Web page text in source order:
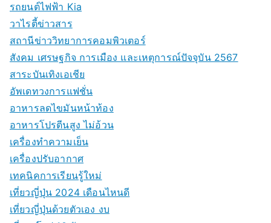
รถยนต์ไฟฟ้า Kia
วาไรตี้ข่าวสาร
สถานีข่าววิทยาการคอมพิวเตอร์
สังคม เศรษฐกิจ การเมือง และเหตุการณ์ปัจจุบัน 2567
สาระบันเทิงเอเชีย
อัพเดทวงการแฟชั่น
อาหารลดไขมันหน้าท้อง
อาหารโปรตีนสูง ไม่อ้วน
เครื่องทำความเย็น
เครื่องปรับอากาศ
เทคนิคการเรียนรู้ใหม่
เที่ยวญี่ปุ่น 2024 เดือนไหนดี
เที่ยวญี่ปุ่นด้วยตัวเอง งบ